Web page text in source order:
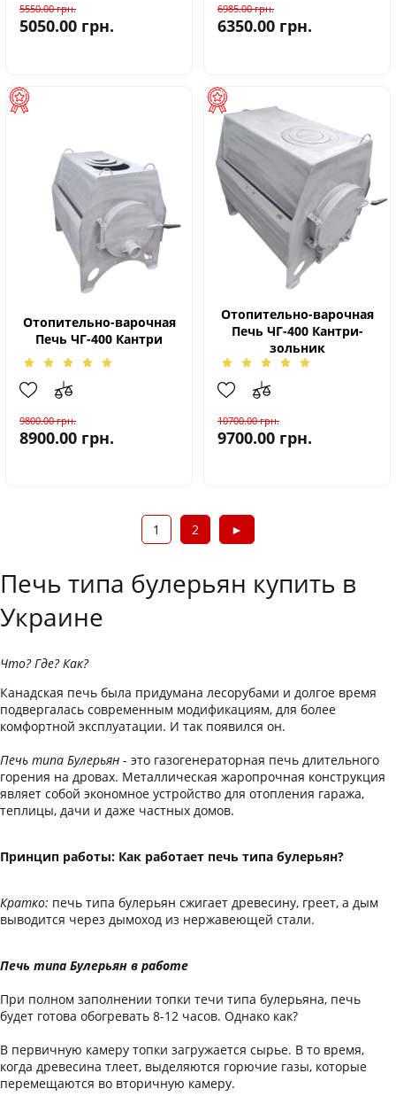
5550.00грн.
5050.00 грн.
6985.00грн.
6350.00 грн.
Отопительно-варочная
Печь ЧГ-400 Кантри
9800.00грн.
8900.00 грн.
Отопительно-варочная
Печь ЧГ-400 Кантри-
зольник
10700.00грн.
9700.00 грн.
1 2 ►
Печь типа булерьян купить в
Украине
Что? Где? Как?
Канадская печь была придумана лесорубами и долгое время
подвергалась современным модификациям, для более
комфортной эксплуатации. И так появился он.
Печь типа Булерьян - это газогенераторная печь длительного
горения на дровах. Металлическая жаропрочная конструкция
являет собой экономное устройство для отопления гаража,
теплицы, дачи и даже частных домов.
Принцип работы: Как работает печь типа булерьян?
Кратко: печь типа булерьян сжигает древесину, греет, а дым
выводится через дымоход из нержавеющей стали.
Печь типа Булерьян в работе
При полном заполнении топки течи типа булерьяна, печь
будет готова обогревать 8-12 часов. Однако как?
В первичную камеру топки загружается сырье. В то время,
когда древесина тлеет, выделяются горючие газы, которые
перемещаются во вторичную камеру.